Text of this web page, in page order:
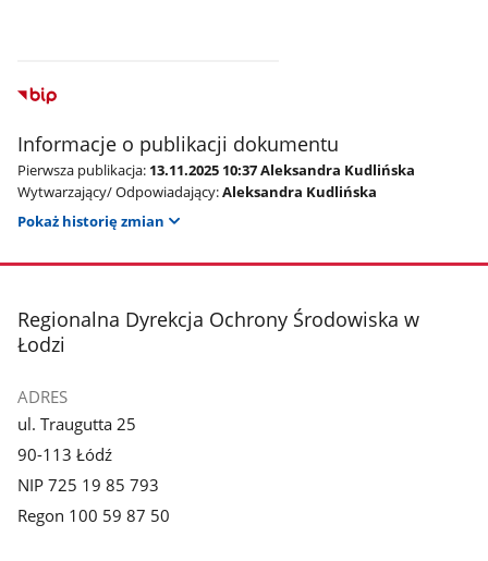
Informacje o publikacji dokumentu
Pierwsza publikacja: 13.11.2025 10:37 Aleksandra Kudlińska
Wytwarzający/ Odpowiadający:Aleksandra Kudlińska
Pokaż historię zmian
stopka
Regionalna Dyrekcja Ochrony Środowiska w
Łodzi
ADRES
ul. Traugutta 25
90-113 Łódź
NIP 725 19 85 793
Regon 100 59 87 50